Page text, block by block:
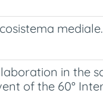
mediale.
in the
of the 60°